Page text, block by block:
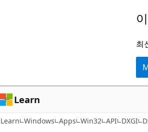
로
건
너
뛰
최
Learn
Learn Windows Apps Win32 API DXGI